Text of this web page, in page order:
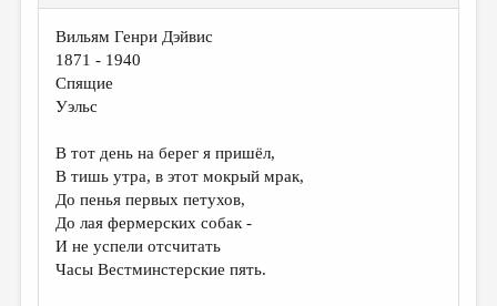
ПРАВИЛА САЙТА
ОТДЕЛЫ И РУБРИКИ
ДАЙДЖЕСТ
ПРОИЗВЕДЕНИЯ
ПЕРЕВОДЫ
Вильям Генри Дэйвис
1871 - 1940
Спящие
Уэльс
В тот день на берег я пришёл,
В тишь утра, в этот мокрый мрак,
До пенья первых петухов,
До лая фермерских собак -
И не успели отсчитать
Часы Вестминстерские пять.